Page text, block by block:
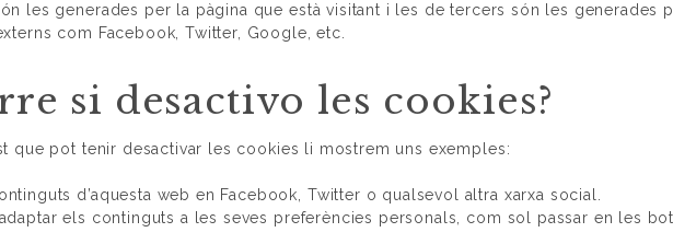
les generades per la pàgina que està visitant i les de tercers són les generades
com Facebook, Twitter, Google, etc.
si desactivo les cookies?
que pot tenir desactivar les cookies li mostrem uns exemples:
d’aquesta web en Facebook, Twitter o qualsevol altra xarxa social.
els continguts a les seves preferències personals, com sol passar en les